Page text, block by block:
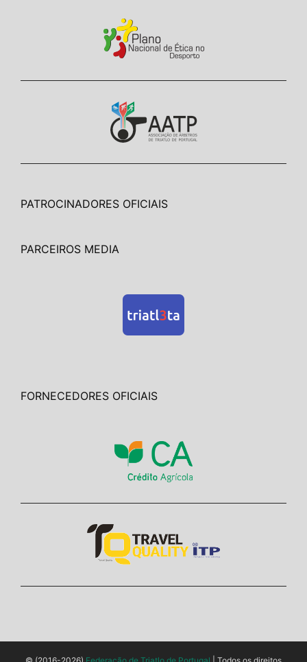
PATROCINADORES OFICIAIS
PARCEIROS MEDIA
FORNECEDORES OFICIAIS